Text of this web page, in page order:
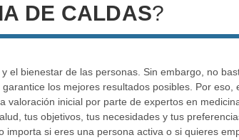
DE CALDAS?
bienestar de las personas. Sin embargo, no
los mejores resultados posibles. Por
inicial por parte de expertos en
tus objetivos, tus necesidades y tus
si eres una persona activa o si quieres